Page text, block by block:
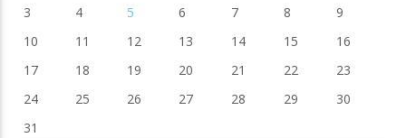
3
4 5 6 7 8
9
10
11 12 13 14 15
16
17
18 19 20 21 22
23
24
25 26 27 28 29
30
31